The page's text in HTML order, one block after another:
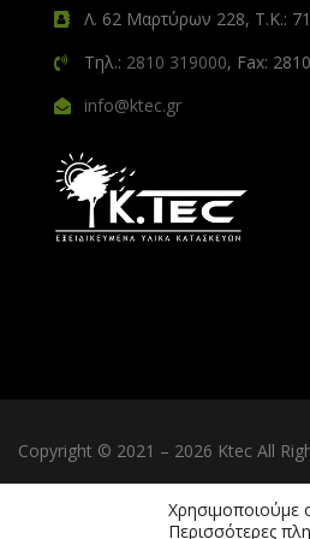
Λ. 62 Μαρτύρων 228, Τ.Κ.:
Τηλ.: 2810 319000, Fax:
info@ktec.gr
Copyright © 2021 – 2026 Ktec All
Χρησιμοποιούμε
Περισσότερες